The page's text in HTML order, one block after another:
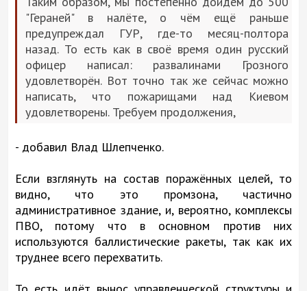
"Гераней" в налёте, о чём ещё раньше
предупреждал ГУР, где-то месяц-полтора
назад. То есть как в своё время один русский
офицер написал: развалинами Грозного
удовлетворён. Вот точно так же сейчас можно
написать, что пожарищами над Киевом
удовлетворены. Требуем продолжения,
- добавил Влад Шлепченко.
Если взглянуть на состав поражённых целей, то
видно, что это промзона, частично
административное здание, и, вероятно, комплексы
ПВО, потому что в основном против них
используются баллистические ракеты, так как их
труднее всего перехватить.